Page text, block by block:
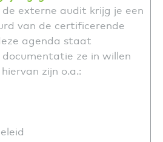
externe audit krijg je een
van de certificerende
agenda staat
documentatie ze in willen
zijn o.a.: